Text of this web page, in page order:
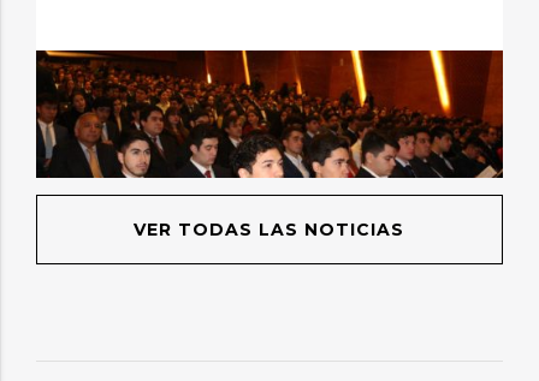
VER TODAS LAS NOTICIAS